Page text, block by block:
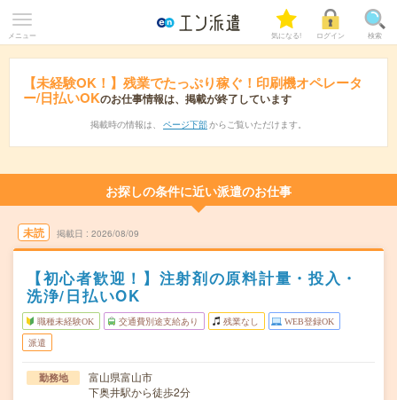
メニュー 気になる! ログイン 検索
【未経験OK！】残業でたっぷり稼ぐ！印刷機オペレータ
ー/日払いOKのお仕事情報は、掲載が終了しています
掲載時の情報は、 ページ下部 からご覧いただけます。
お探しの条件に近い派遣のお仕事
未読 掲載日 2026/08/09
【初心者歓迎！】注射剤の原料計量・投入・
洗浄/日払いOK
職種未経験OK 交通費別途支給あり 残業なし WEB登録OK
派遣
勤務地
富山県富山市
下奥井駅から徒歩2分